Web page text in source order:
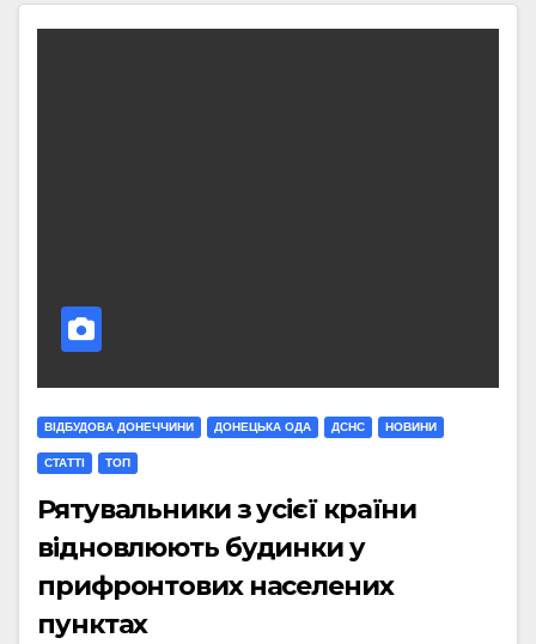
ВІДБУДОВА ДОНЕЧЧИНИ ДОНЕЦЬКА ОДА ДСНС НОВИНИ
СТАТТI ТОП
Рятувальники з усієї країни
відновлюють будинки у
прифронтових населених
пунктах